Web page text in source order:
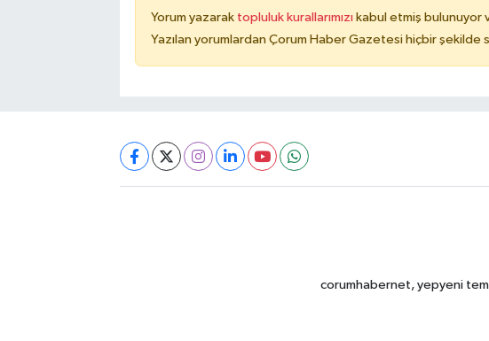
Yorum yazarak topluluk kurallarımızı kabul etmiş bulunuyor
Yazılan yorumlardan Çorum Haber Gazetesi hiçbir şekilde
corumhabernet, yepyeni